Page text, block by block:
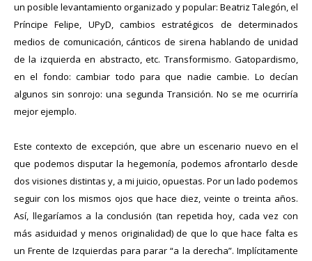
un posible levantamiento organizado y popular: Beatriz Talegón, el
Príncipe Felipe, UPyD, cambios estratégicos de determinados
medios de comunicación, cánticos de sirena hablando de unidad
de la izquierda en abstracto, etc. Transformismo. Gatopardismo,
en el fondo: cambiar todo para que nadie cambie. Lo decían
algunos sin sonrojo: una segunda Transición. No se me ocurriría
mejor ejemplo.
Este contexto de excepción, que abre un escenario nuevo en el
que podemos disputar la hegemonía, podemos afrontarlo desde
dos visiones distintas y, a mi juicio, opuestas. Por un lado podemos
seguir con los mismos ojos que hace diez, veinte o treinta años.
Así, llegaríamos a la conclusión (tan repetida hoy, cada vez con
más asiduidad y menos originalidad) de que lo que hace falta es
un Frente de Izquierdas para parar “a la derecha”. Implícitamente